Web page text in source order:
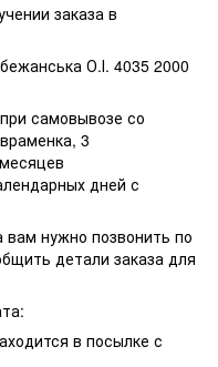
заказа в
О.І. 4035 2000
самовывозе со
3
дней с
нужно позвонить по
детали заказа для
в посылке с